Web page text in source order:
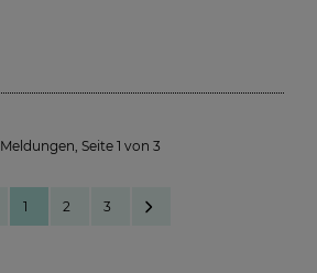
Meldungen, Seite 1 von 3
1 2 3